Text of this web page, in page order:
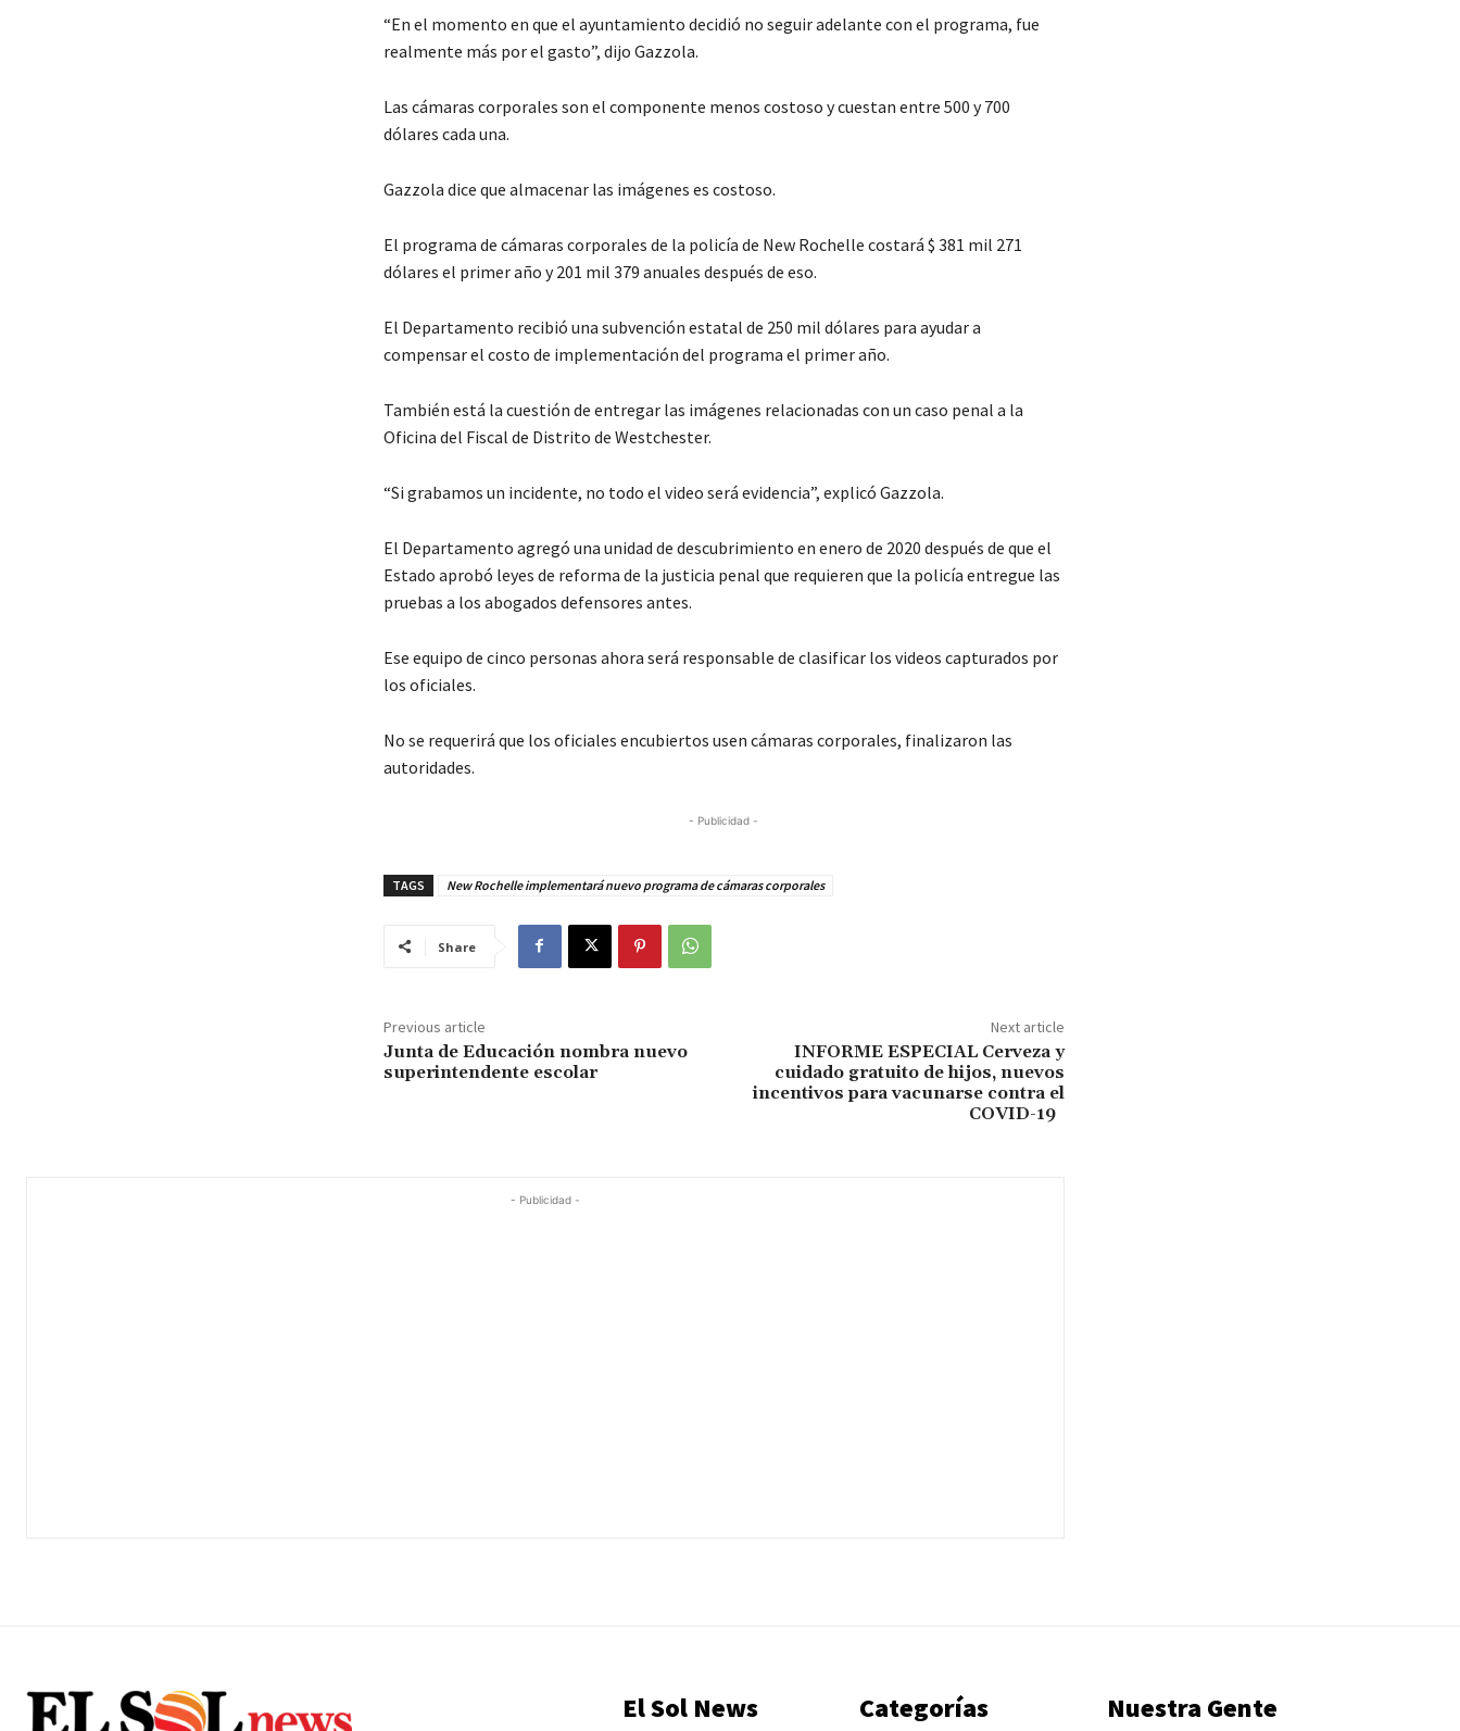
“En el momento en que el ayuntamiento decidió no seguir adelante con el programa, fue
realmente más por el gasto”, dijo Gazzola.
Las cámaras corporales son el componente menos costoso y cuestan entre 500 y 700
dólares cada una.
Gazzola dice que almacenar las imágenes es costoso.
El programa de cámaras corporales de la policía de New Rochelle costará $ 381 mil 271
dólares el primer año y 201 mil 379 anuales después de eso.
El Departamento recibió una subvención estatal de 250 mil dólares para ayudar a
compensar el costo de implementación del programa el primer año.
También está la cuestión de entregar las imágenes relacionadas con un caso penal a la
Oficina del Fiscal de Distrito de Westchester.
“Si grabamos un incidente, no todo el video será evidencia”, explicó Gazzola.
El Departamento agregó una unidad de descubrimiento en enero de 2020 después de que el
Estado aprobó leyes de reforma de la justicia penal que requieren que la policía entregue las
pruebas a los abogados defensores antes.
Ese equipo de cinco personas ahora será responsable de clasificar los videos capturados por
los oficiales.
No se requerirá que los oficiales encubiertos usen cámaras corporales, finalizaron las
autoridades.
- Publicidad -
TAGS New Rochelle implementará nuevo programa de cámaras corporales
Share
Previous article
Junta de Educación nombra nuevo
superintendente escolar
Next article
INFORME ESPECIAL Cerveza y
cuidado gratuito de hijos, nuevos
incentivos para vacunarse contra el
COVID-19
- Publicidad -
El Sol News Categorías Nuestra Gente